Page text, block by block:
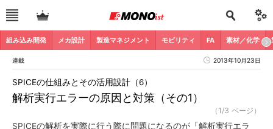
組み込み開発 メカ設計 製造マネジメント モビリティ FA 素材／化学
連載 2013年10月23日
解析実行エラーの原因と対策（その1）
SPICEの仕組みとその活用設計（6）
（1/3 ページ）
SPICEの解析を実際に行う際に問題になるのが「解析実行エラ